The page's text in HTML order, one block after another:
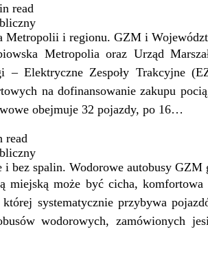
read
Metropolii i regionu. GZM i
Metropolia oraz Urząd
– Elektryczne Zespoły Trakcyjne
na dofinansowanie zakupu
obejmuje 32 pojazdy, po 16…
read
i bez spalin. Wodorowe autobusy GZM
miejską może być cicha,
systematycznie przybywa
wodorowych, zamówionych